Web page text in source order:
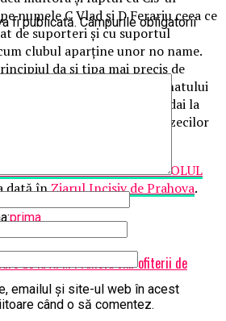
numele C Vlad și D Ferariu ceea ce
de suporteri și cu suportul
clubul aparține unor no name.
da și tipa mai precis de
înghețare a campionatului
acțiunile întreprinse de tine dai la
în picioare speranțele zecilor
ASOCIATIA PELUZA I PETROLUL
dată înZiarul Incisiv de Prahova.
prima
de la APM Prahova si…”ofiterii de
fi publicată. Câmpurile obligatorii
emailul și site-ul web în acest
când o să comentez.